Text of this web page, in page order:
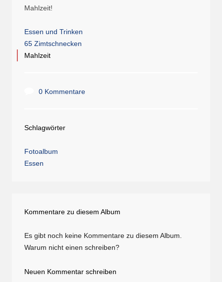
Mahlzeit!
Essen und Trinken
65 Zimtschnecken
Mahlzeit
0 Kommentare
Schlagwörter
Fotoalbum
Essen
Kommentare zu diesem Album
Es gibt noch keine Kommentare zu diesem Album.
Warum nicht einen schreiben?
Neuen Kommentar schreiben